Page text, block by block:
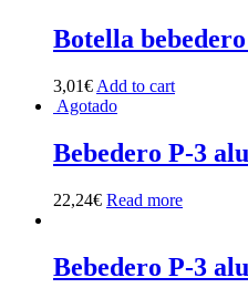
Botella
3,01€ Add to cart
Agotado
Bebedero P-3
22,24€ Read more
Bebedero P-3